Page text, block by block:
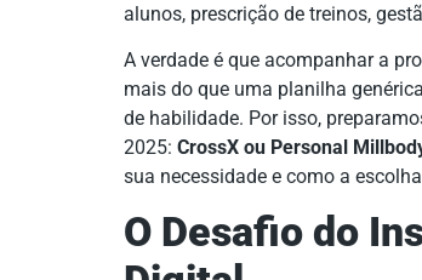
alunos, prescrição de treinos,
A verdade é que acompanhar a
mais do que uma planilha
de habilidade. Por isso,
2025: CrossX ou Personal
sua necessidade e como a
O Desafio do